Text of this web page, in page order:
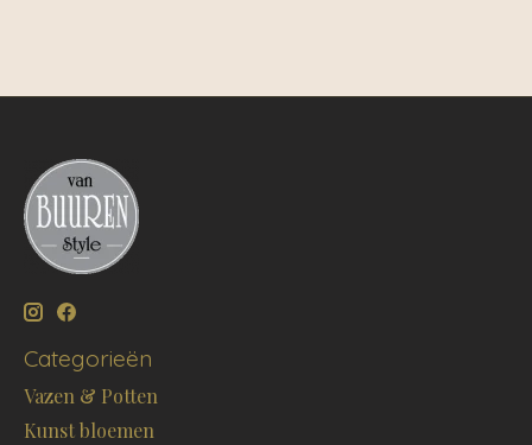
Categorieën
Vazen & Potten
Kunst bloemen